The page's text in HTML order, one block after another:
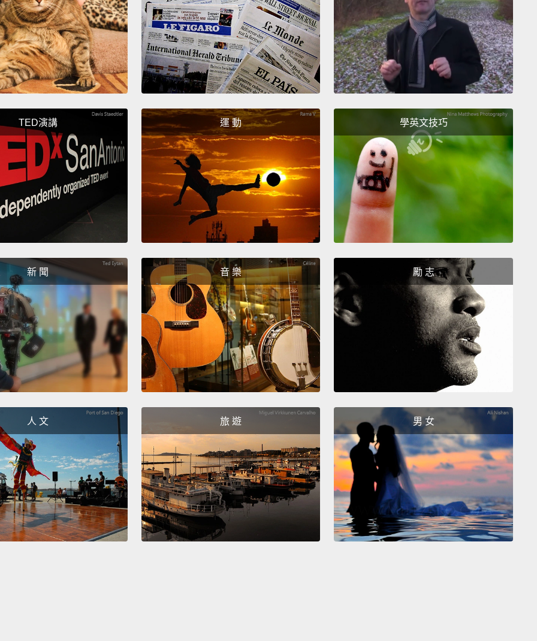
was bred to be a working dog, I must stay busy. So if
you'd like me to behave, please keep me occupied.
My
instincts might have me nipping at your ankles in an
attempt to herd you,
but with time and effort, this can be
corrected. I'm happy to live in an apartment or a house, as
long as I get my daily exercise.
And oh my, do I mean
exercise?
My small body holds a lot of energy.
of my short stature, I put on my weight easily; a fencing
yard would be ideal, but not necessary.
和其他小型犬沒什麼不同，我很渴望討人歡心而且非常聰明，
所以訓練起來不會太難。但因為我是被培養來當一隻工作犬
的，我必須保持忙碌。所以如果你想要我守規矩，請讓我一直
踝，但花些時間和精力，這是可以被糾正的。我很樂意住在一
間公寓或一棟房子裡，只要我有我的日常運動就好。我的天，
我是指運動嗎？我小小的身體裡有一堆能量。因為我短小的身
材，我很容易變重；給我一個有圍籬的庭院就太好了，但也不
一定要啦。
In summary, I'm energetic and affectionate with just about
everyone. My ancestors date back to the 12th century,
and I'm a royal favorite.
I'm prone to easy weight gain, so
I'm intelligent and easily trainable.
proper exercise, I do well in any home setting. Cheerio!
總的來說，我活力充沛而且幾乎對每個人都很友善。我的祖先
可以追溯到十二世紀，而且我是皇室最愛。我有容易變重的傾
向，所以務必留意。我聰明又容易訓練。配合適當的運動，我
在任何住家環境都會適應得很好。再見囉!
TED演講 運 動 學英文技巧
新 聞 音 樂 勵 志
人 文 旅 遊 男 女